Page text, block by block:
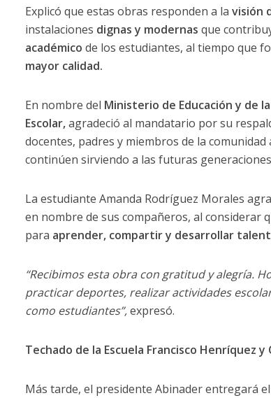
Explicó que estas obras responden a lavisión
instalaciones dignas y modernas que
académico de los estudiantes, al tiempo que
mayor calidad.
En nombre del Ministerio de Educación y de
Escolar,agradeció al mandatario por su
docentes, padres y miembros de la
continúen sirviendo a las futuras
La estudiante Amanda Rodríguez Morales
en nombre de sus compañeros, al
para aprender, compartir y desarrollar
“Recibimos esta obra con gratitud y alegría.
practicar deportes, realizar actividades
como estudiantes”,expresó.
Techado de la Escuela Francisco Henríquez
Más tarde, el presidente Abinader entregará